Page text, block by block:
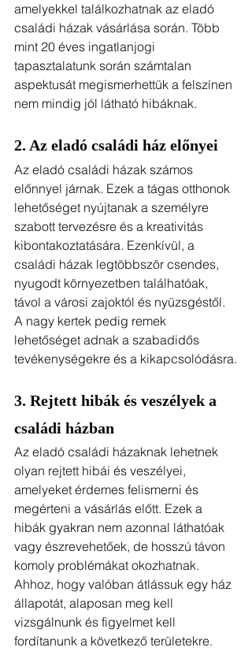
amelyekkel találkozhatnak az eladó
családi házak vásárlása során. Több
mint 20 éves ingatlanjogi
tapasztalatunk során számtalan
aspektusát megismerhettük a felszínen
nem mindig jól látható hibáknak.
2. Az eladó családi ház előnyei
Az eladó családi házak számos
előnnyel járnak. Ezek a tágas otthonok
lehetőséget nyújtanak a személyre
szabott tervezésre és a kreativitás
kibontakoztatására. Ezenkívül, a
családi házak legtöbbször csendes,
nyugodt környezetben találhatóak,
távol a városi zajoktól és nyüzsgéstől.
A nagy kertek pedig remek
lehetőséget adnak a szabadidős
tevékenységekre és a kikapcsolódásra.
3. Rejtett hibák és veszélyek a
családi házban
Az eladó családi házaknak lehetnek
olyan rejtett hibái és veszélyei,
amelyeket érdemes felismerni és
megérteni a vásárlás előtt. Ezek a
hibák gyakran nem azonnal láthatóak
vagy észrevehetőek, de hosszú távon
komoly problémákat okozhatnak.
Ahhoz, hogy valóban átlássuk egy ház
állapotát, alaposan meg kell
vizsgálnunk és figyelmet kell
fordítanunk a következő területekre.